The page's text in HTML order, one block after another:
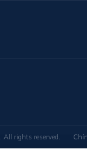
. All rights reserved.